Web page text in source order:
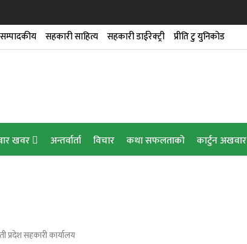
सम्पादकीय सहकारी साहित्य सहकारी डाईरेक्ट्री प्रीति टु युनिकोड
खवर अन्तर्वार्ता विचार कथा सफलताको कार्टुन अखवार
प्रदेश सहकारी कार्यालय